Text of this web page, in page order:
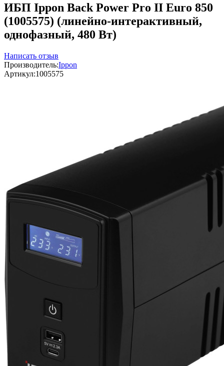
ИБП Ippon Back Power Pro II Euro 850
(1005575) (линейно-интерактивный,
однофазный, 480 Вт)
Написать отзыв
Производитель:Ippon
Артикул:1005575